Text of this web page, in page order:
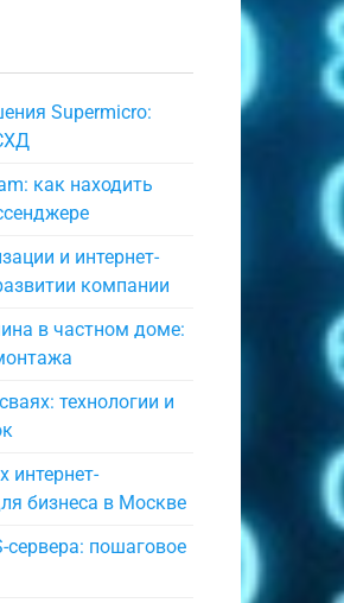
Supermicro:
как находить
и интернет-
компании
в частном доме:
технологии и
интернет-
бизнеса в Москве
сервера: пошаговое